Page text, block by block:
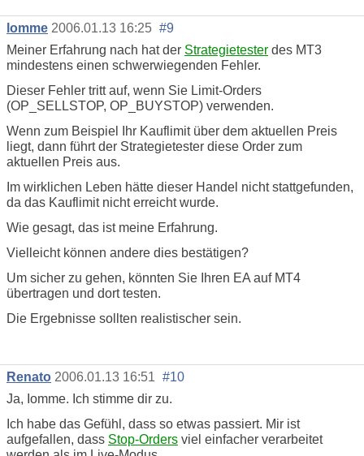
lomme 2006.01.13 16:25 #9
Meiner Erfahrung nach hat der Strategietester des MT3
mindestens einen schwerwiegenden Fehler.
Dieser Fehler tritt auf, wenn Sie Limit-Orders
(OP_SELLSTOP, OP_BUYSTOP) verwenden.
Wenn zum Beispiel Ihr Kauflimit über dem aktuellen Preis
liegt, dann führt der Strategietester diese Order zum
aktuellen Preis aus.
Im wirklichen Leben hätte dieser Handel nicht stattgefunden,
da das Kauflimit nicht erreicht wurde.
Wie gesagt, das ist meine Erfahrung.
Vielleicht können andere dies bestätigen?
Um sicher zu gehen, könnten Sie Ihren EA auf MT4
übertragen und dort testen.
Die Ergebnisse sollten realistischer sein.
Renato 2006.01.13 16:51 #10
Ja, Iomme. Ich stimme dir zu.
Ich habe das Gefühl, dass so etwas passiert. Mir ist
aufgefallen, dass Stop-Orders viel einfacher verarbeitet